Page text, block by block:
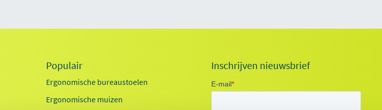
Populair
Ergonomische bureaustoelen
Ergonomische muizen
Inschrijven nieuwsbrief